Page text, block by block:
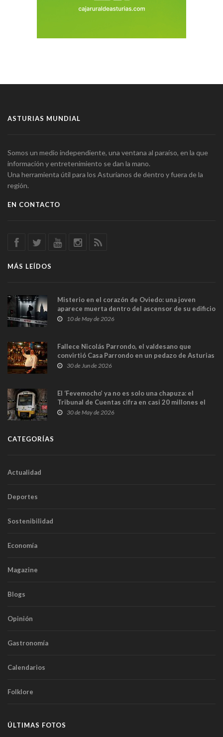
ASTURIAS MUNDIAL
Somos un medio independiente, una ventana al paraíso, en la que
información y entretenimiento se dan la mano.
Una herramienta útil para los Asturianos de dentro y fuera de la
región.
EN CONTACTO
MÁS LEÍDOS
Misterio en el corazón de Oviedo: una joven
aparece muerta dentro del ascensor de su edificio
y las cámaras captan sus últimos minutos
10 de May de 2026
Fallece Nicolás Parrondo, el valdesano que
convirtió Casa Parrondo en un pedazo de Asturias
en Madrid
30 de Jun de 2026
El ‘Fevemocho’ ya no es solo una chapuza: el
Tribunal de Cuentas cifra en casi 20 millones el
sobrecoste de los trenes que no cabían por los
30 de May de 2026
CATEGORÍAS
Actualidad
Deportes
Sostenibilidad
Economía
Magazine
Blogs
Opinión
Gastronomía
Calendarios
Folklore
ÚLTIMAS FOTOS